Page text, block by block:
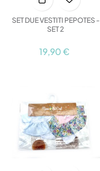
SET DUE VESTITI PEPOTES -
SET 2
19,90 €